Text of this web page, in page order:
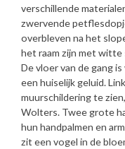
verschillende
zwervende
overbleven na het
het raam zijn met
De vloer van de gang
een huiselijk geluid.
muurschildering te
Wolters. Twee grote
hun handpalmen en
zit een vogel in de